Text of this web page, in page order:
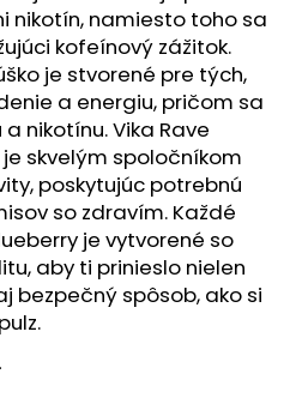
nikotín, namiesto toho sa
kofeínový zážitok.
je stvorené pre tých,
a energiu, pričom sa
nikotínu. Vika Rave
skvelým spoločníkom
poskytujúc potrebnú
so zdravím. Každé
je vytvorené so
aby ti prinieslo nielen
bezpečný spôsob, ako si